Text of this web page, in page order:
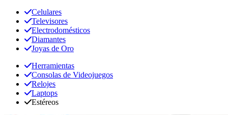
Celulares
Televisores
Electrodomésticos
Diamantes
Joyas de Oro
Herramientas
Consolas de Videojuegos
Relojes
Laptops
Estéreos